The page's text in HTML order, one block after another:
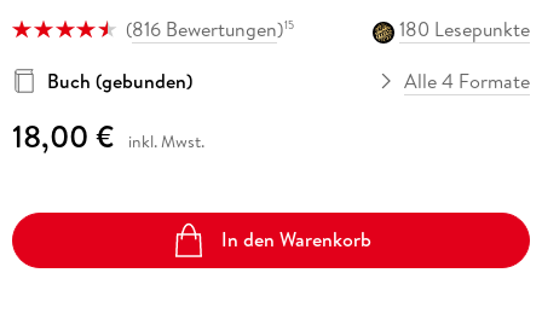
(816 Bewertungen)15
180 Lesepunkte
Buch (gebunden)
Alle 4 Formate
18,00 € inkl. Mwst.
In den Warenkorb